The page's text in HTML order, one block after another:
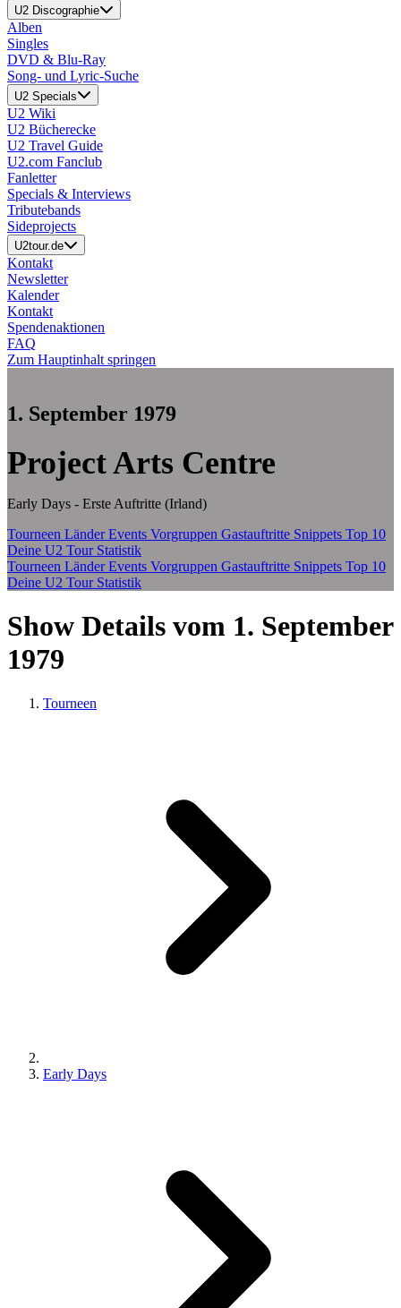
U2 Discographie
Alben
Singles
DVD & Blu-Ray
Song- und Lyric-Suche
U2 Specials
U2 Wiki
U2 Bücherecke
U2 Travel Guide
U2.com Fanclub
Fanletter
Specials & Interviews
Tributebands
Sideprojects
U2tour.de
Kontakt
Newsletter
Kalender
Kontakt
Spendenaktionen
FAQ
Zum Hauptinhalt springen
1. September 1979
Project Arts Centre
Early Days - Erste Auftritte (Irland)
Tourneen LänderEvents Vorgruppen Gastauftritte Snippets Top 10
Deine U2 Tour Statistik
Tourneen LänderEvents Vorgruppen Gastauftritte Snippets Top 10
Deine U2 Tour Statistik
Show Details vom 1. September
1979
Tourneen
Early Days